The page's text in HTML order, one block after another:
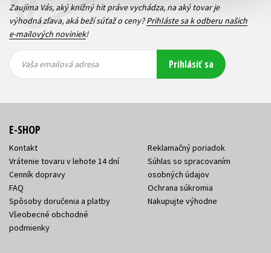
Zaujíma Vás, aký knižný hit práve vychádza, na aký tovar je
výhodná zľava, aká beží súťaž o ceny?Prihláste sa k odberu našich
e-mailových noviniek!
emailová
emailová
Vaša emailová adresa Prihlásiť sa
E-SHOP
Kontakt
Vrátenie tovaru v lehote 14 dní
Cenník dopravy
FAQ
Spôsoby doručenia a platby
Všeobecné obchodné
podmienky
Reklamačný poriadok
Súhlas so spracovaním
osobných údajov
Ochrana súkromia
Nakupujte výhodne